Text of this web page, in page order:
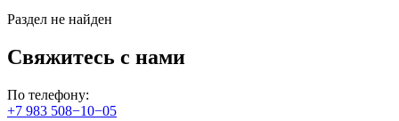
Раздел не найден
Свяжитесь с нами
По телефону:
+7 983 508−10−05